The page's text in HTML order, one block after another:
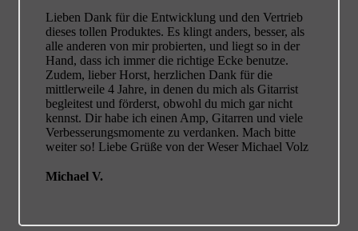
Lieben Dank für die Entwicklung und den Vertrieb
dieses tollen Produktes. Es klingt anders, besser, als
alle anderen von mir probierten, und liegt so in der
Hand, dass ich immer die richtige Ecke benutze.
Zudem, lieber Horst, herzlichen Dank für die
mittlerweile 4 Jahre, in denen du mich als Gitarrist
begleitest und förderst, obwohl du mich gar nicht
kennst. Dir habe ich einen Amp, Gitarren und viele
Verbesserungsmomente zu verdanken. Mach bitte
weiter so! Liebe Grüße von der Weser Michael Volz
Michael V.